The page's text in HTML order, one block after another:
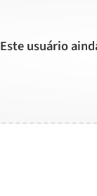
Este usuário